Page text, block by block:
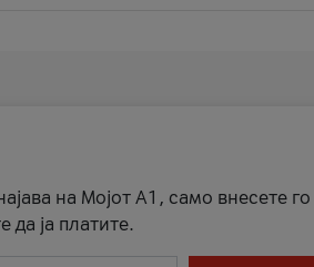
на Мојот А1, само внесете го
да ја платите.